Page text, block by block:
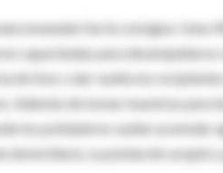
fue la consigna. Unas
capacitadas para desempeñarse
de tirar o dar vuelta los
de tomar muestras para
los pobladores suelen acumular
domiciliaria. La población aceptó